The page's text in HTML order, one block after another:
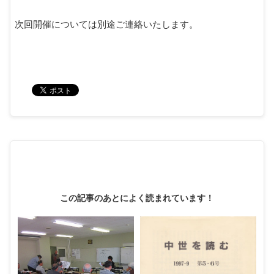
次回開催については別途ご連絡いたします。
この記事のあとによく読まれています！